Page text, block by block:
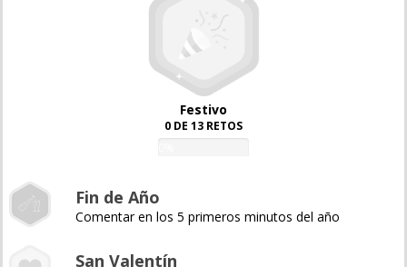
Festivo
0 DE 13 RETOS
Fin de Año
Comentar en los 5 primeros minutos del año
San Valentín